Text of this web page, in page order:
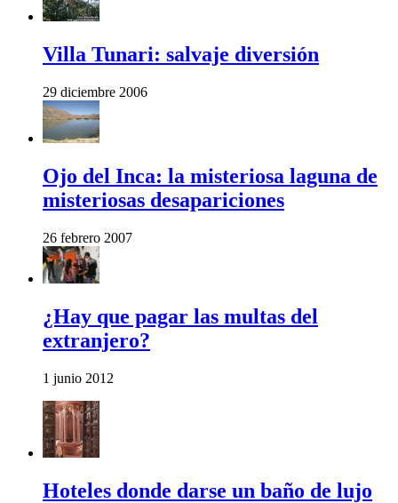
Villa Tunari: salvaje diversión
29 diciembre 2006
Ojo del Inca: la misteriosa laguna de
misteriosas desapariciones
26 febrero 2007
¿Hay que pagar las multas del
extranjero?
1 junio 2012
Hoteles donde darse un baño de lujo